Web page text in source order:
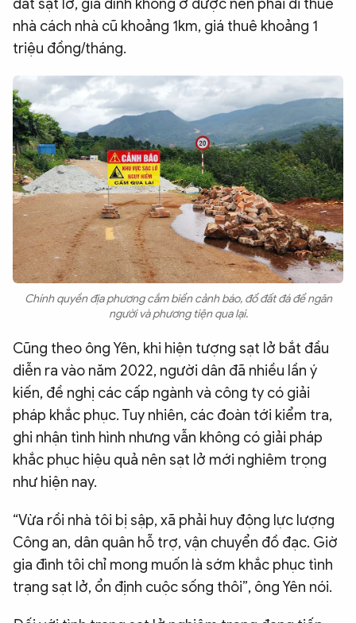
đất sạt lở, gia đình không ở được nên phải đi thuê
nhà cách nhà cũ khoảng 1km, giá thuê khoảng 1
triệu đồng/tháng.
Chính quyền địa phương cắm biển cảnh báo, đổ đất đá để ngăn
người và phương tiện qua lại.
Cũng theo ông Yên, khi hiện tượng sạt lở bắt đầu
diễn ra vào năm 2022, người dân đã nhiều lần ý
kiến, đề nghị các cấp ngành và công ty có giải
pháp khắc phục. Tuy nhiên, các đoàn tới kiểm tra,
ghi nhận tình hình nhưng vẫn không có giải pháp
khắc phục hiệu quả nên sạt lở mới nghiêm trọng
như hiện nay.
“Vừa rồi nhà tôi bị sập, xã phải huy động lực lượng
Công an, dân quân hỗ trợ, vận chuyển đồ đạc. Giờ
gia đình tôi chỉ mong muốn là sớm khắc phục tình
trạng sạt lở, ổn định cuộc sống thôi”, ông Yên nói.